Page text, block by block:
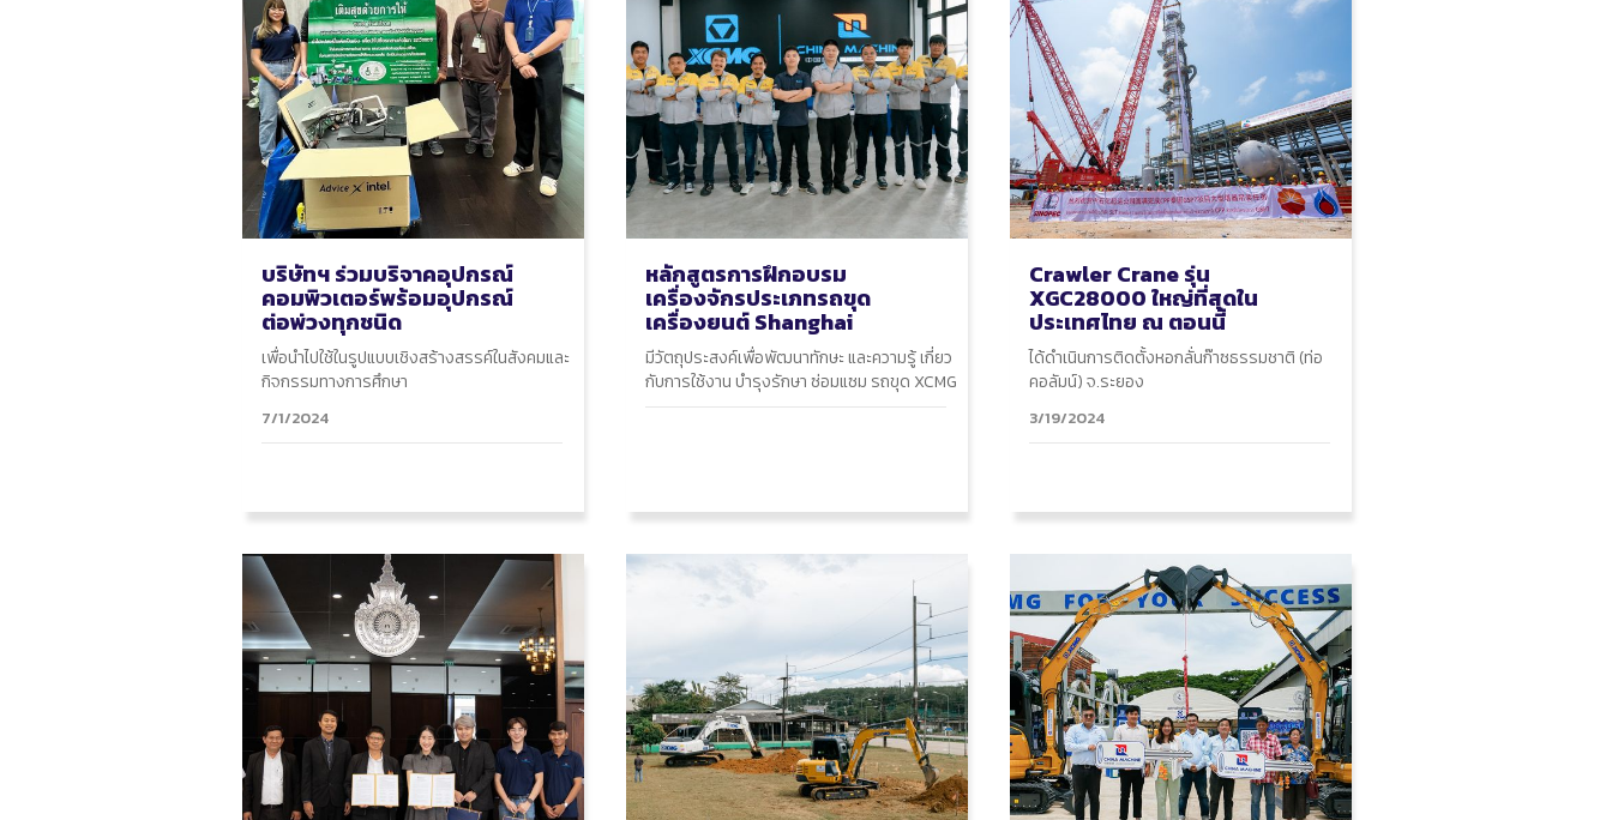
บริษัทฯ ร่วมบริจาคอุปกรณ์
คอมพิวเตอร์พร้อมอุปกรณ์
ต่อพ่วงทุกชนิด
เพื่อนำไปใช้ในรูปแบบเชิงสร้างสรรค์ในสังคมและ
กิจกรรมทางการศึกษา
7/1/2024
หลักสูตรการฝึกอบรม
เครื่องจักรประเภทรถขุด
เครื่องยนต์ Shanghai
มีวัตถุประสงค์เพื่อพัฒนาทักษะ และความรู้ เกี่ยว
กับการใช้งาน บำรุงรักษา ซ่อมแซม รถขุด XCMG
Crawler Crane รุ่น
XGC28000 ใหญ่ที่สุดใน
ประเทศไทย ณ ตอนนี้
ได้ดำเนินการติดตั้งหอกลั่นก๊าซธรรมชาติ (ท่อ
คอลัมน์) จ.ระยอง
3/19/2024